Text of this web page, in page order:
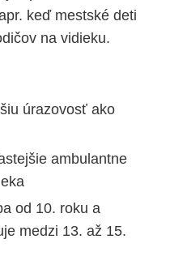
keď mestské deti
na vidieku.
úrazovosť ako
ambulantne
od 10. roku a
medzi 13. až 15.